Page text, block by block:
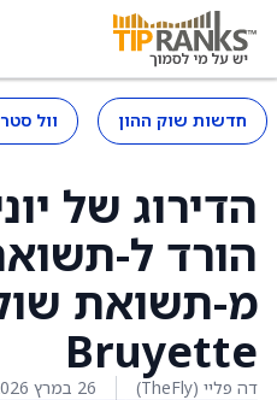
חדשות שוק ההון וול
הדירוג של
הורד ל-
Bruyette
דה פליי (TheFly) 26 במרץ 2026